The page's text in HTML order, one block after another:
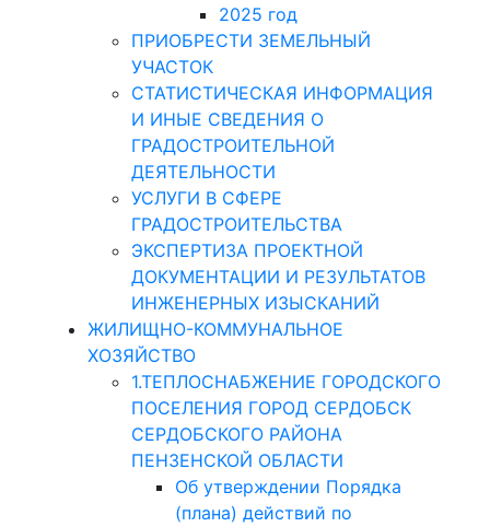
2025 год
ПРИОБРЕСТИ ЗЕМЕЛЬНЫЙ
УЧАСТОК
СТАТИСТИЧЕСКАЯ ИНФОРМАЦИЯ
И ИНЫЕ СВЕДЕНИЯ О
ГРАДОСТРОИТЕЛЬНОЙ
ДЕЯТЕЛЬНОСТИ
УСЛУГИ В СФЕРЕ
ГРАДОСТРОИТЕЛЬСТВА
ЭКСПЕРТИЗА ПРОЕКТНОЙ
ДОКУМЕНТАЦИИ И РЕЗУЛЬТАТОВ
ИНЖЕНЕРНЫХ ИЗЫСКАНИЙ
ЖИЛИЩНО-КОММУНАЛЬНОЕ
ХОЗЯЙСТВО
1.ТЕПЛОСНАБЖЕНИЕ ГОРОДСКОГО
ПОСЕЛЕНИЯ ГОРОД СЕРДОБСК
СЕРДОБСКОГО РАЙОНА
ПЕНЗЕНСКОЙ ОБЛАСТИ
Об утверждении Порядка
(плана) действий по